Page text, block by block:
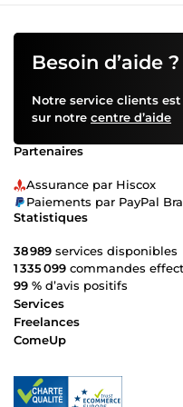
réalisations : https://
Besoin d’aide ?
Notre service clients
sur notre centre d’aide
Partenaires
Assurance par Hiscox
Paiements par PayPal
Statistiques
38 989 services disponibles
1 335 099 commandes
99 % d’avis positifs
Services
Freelances
ComeUp